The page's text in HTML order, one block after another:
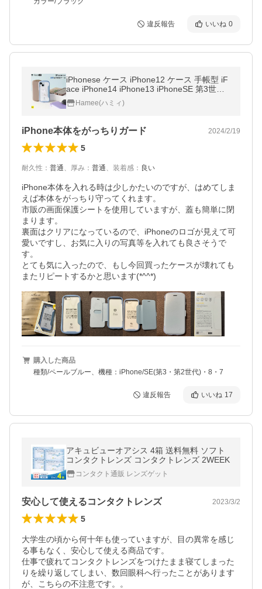
違反報告 いいね 0
iPhonese ケース iPhone12 ケース 手帳型 iF
ace iPhone14 iPhone13 iPhoneSE 第3世代
第2世代 iPhone15pro ケース ダイアリー ク
リア おしゃれ 韓国
Hamee(ハミィ)
iPhone本体をがっちりガード 2024/2/19
5
耐久性 ： 普通、 厚み ： 普通、 装着感 ： 良い
iPhone本体を入れる時は少しかたいのですが、はめてしま
えば本体をがっちり守ってくれます。
市販の画面保護シートを使用していますが、蓋も簡単に閉
まります。
裏面はクリアになっているので、iPhoneのロゴが見えて可
愛いですし、お気に入りの写真等を入れても良さそうで
す。
とても気に入ったので、もし今回買ったケースが壊れても
またリピートするかと思います(*^^*)
購入した商品
種類/ペールブルー、機種：iPhone/SE(第3・第2世代)・8・7
違反報告 いいね 17
アキュビューオアシス 4箱 送料無料 ソフト
コンタクトレンズ コンタクトレンズ 2WEEK
コンタクト通販 レンズゲット
安心して使えるコンタクトレンズ 2023/3/2
5
大学生の頃から何十年も使っていますが、目の異常を感じ
る事もなく、安心して使える商品です。
仕事で疲れてコンタクトレンズをつけたまま寝てしまった
りを繰り返してしまい、数回眼科へ行ったことがあります
が、こちらの不注意です。。